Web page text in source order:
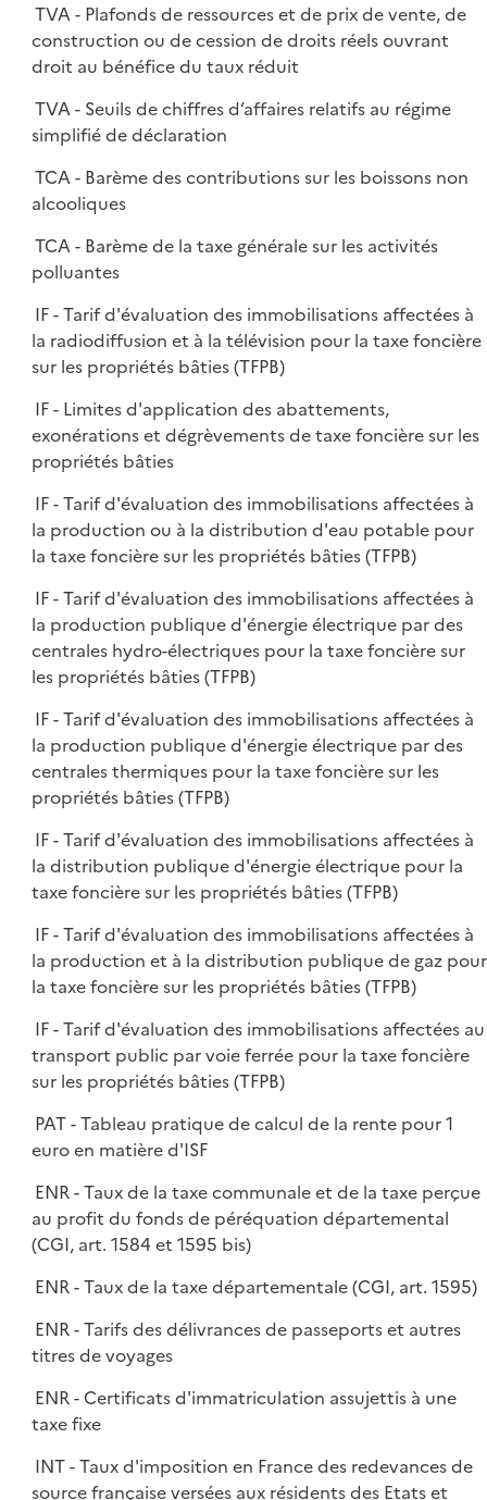
TVA - Plafonds de ressources et de prix de vente, de
construction ou de cession de droits réels ouvrant
droit au bénéfice du taux réduit
TVA - Seuils de chiffres d’affaires relatifs au régime
simplifié de déclaration
TCA - Barème des contributions sur les boissons non
alcooliques
TCA - Barème de la taxe générale sur les activités
polluantes
IF - Tarif d'évaluation des immobilisations affectées à
la radiodiffusion et à la télévision pour la taxe foncière
sur les propriétés bâties (TFPB)
IF - Limites d'application des abattements,
exonérations et dégrèvements de taxe foncière sur les
propriétés bâties
IF - Tarif d'évaluation des immobilisations affectées à
la production ou à la distribution d'eau potable pour
la taxe foncière sur les propriétés bâties (TFPB)
IF - Tarif d'évaluation des immobilisations affectées à
la production publique d'énergie électrique par des
centrales hydro-électriques pour la taxe foncière sur
les propriétés bâties (TFPB)
IF - Tarif d'évaluation des immobilisations affectées à
la production publique d'énergie électrique par des
centrales thermiques pour la taxe foncière sur les
propriétés bâties (TFPB)
IF - Tarif d'évaluation des immobilisations affectées à
la distribution publique d'énergie électrique pour la
taxe foncière sur les propriétés bâties (TFPB)
IF - Tarif d'évaluation des immobilisations affectées à
la production et à la distribution publique de gaz pour
la taxe foncière sur les propriétés bâties (TFPB)
IF - Tarif d'évaluation des immobilisations affectées au
transport public par voie ferrée pour la taxe foncière
sur les propriétés bâties (TFPB)
PAT - Tableau pratique de calcul de la rente pour 1
euro en matière d'ISF
ENR - Taux de la taxe communale et de la taxe perçue
au profit du fonds de péréquation départemental
(CGI, art. 1584 et 1595 bis)
ENR - Taux de la taxe départementale (CGI, art. 1595)
ENR - Tarifs des délivrances de passeports et autres
titres de voyages
ENR - Certificats d'immatriculation assujettis à une
taxe fixe
INT - Taux d'imposition en France des redevances de
source française versées aux résidents des Etats et